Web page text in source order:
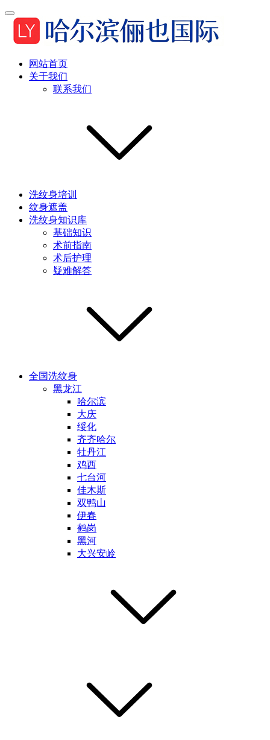
网站首页
关于我们
联系我们
洗纹身培训
纹身遮盖
洗纹身知识库
基础知识
术前指南
术后护理
疑难解答
全国洗纹身
黑龙江
哈尔滨
大庆
绥化
齐齐哈尔
牡丹江
鸡西
七台河
佳木斯
双鸭山
伊春
鹤岗
黑河
大兴安岭